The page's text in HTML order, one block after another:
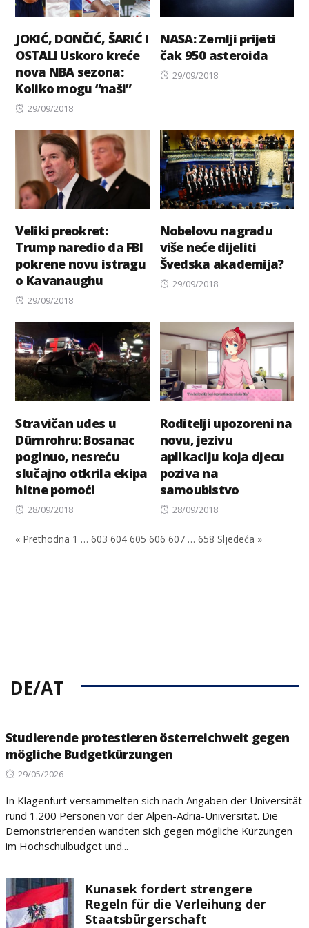
JOKIĆ, DONČIĆ, ŠARIĆ I
OSTALI Uskoro kreće
nova NBA sezona:
Koliko mogu “naši”
Posted
29/09/2018
NASA: Zemlji prijeti
čak 950 asteroida
Posted
29/09/2018
Veliki preokret:
Trump naredio da FBI
pokrene novu istragu
o Kavanaughu
Posted
29/09/2018
Nobelovu nagradu
više neće dijeliti
Švedska akademija?
Posted
29/09/2018
Stravičan udes u
Dürnrohru: Bosanac
poginuo, nesreću
slučajno otkrila ekipa
hitne pomoći
Posted
28/09/2018
Roditelji upozoreni na
novu, jezivu
aplikaciju koja djecu
poziva na
samoubistvo
Posted
28/09/2018
« Prethodna 1 … 603 604 605 606 607 … 658 Sljedeća »
DE/AT
Studierende protestieren österreichweit gegen
mögliche Budgetkürzungen
Posted
29/05/2026
In Klagenfurt versammelten sich nach Angaben der Universität
rund 1.200 Personen vor der Alpen-Adria-Universität. Die
Demonstrierenden wandten sich gegen mögliche Kürzungen
im Hochschulbudget und...
Kunasek fordert strengere
Regeln für die Verleihung der
Staatsbürgerschaft